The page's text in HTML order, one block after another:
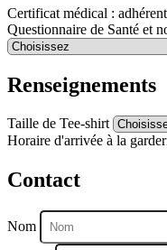
Certificat médical :
Questionnaire de Santé et
Renseignements
Taille de Tee-shirt
Horaire d'arrivée à la
Contact
Nom